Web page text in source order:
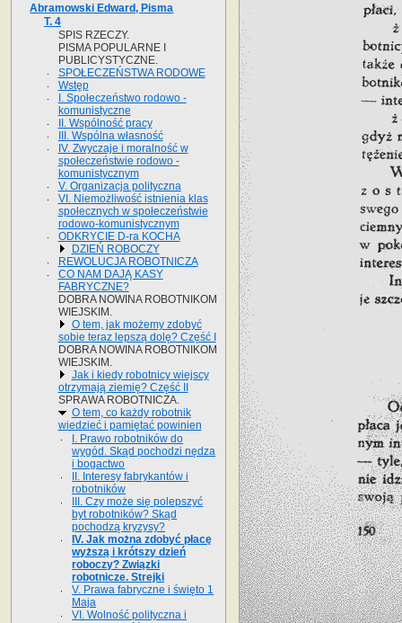
Abramowski Edward, Pisma
T. 4
SPIS RZECZY.
PISMA POPULARNE I
PUBLICYSTYCZNE.
SPOŁECZEŃSTWA RODOWE
Wstęp
I. Społeczeństwo rodowo -
komunistyczne
II. Wspólność pracy
III. Wspólna własność
IV. Zwyczaje i moralność w
społeczeństwie rodowo -
komunistycznym
V. Organizacja polityczna
VI. Niemożliwość istnienia klas
społecznych w społeczeństwie
rodowo-komunistycznym
ODKRYCIE D-ra KOCHA
DZIEŃ ROBOCZY
REWOLUCJA ROBOTNICZA
CO NAM DAJĄ KASY
FABRYCZNE?
DOBRA NOWINA ROBOTNIKOM
WIEJSKIM.
O tem, jak możemy zdobyć
sobie teraz lepszą dolę? Część I
DOBRA NOWINA ROBOTNIKOM
WIEJSKIM.
Jak i kiedy robotnicy wiejscy
otrzymają ziemię? Część II
SPRAWA ROBOTNICZA.
O tem, co każdy robotnik
wiedzieć i pamiętać powinien
I. Prawo robotników do
wygód. Skąd pochodzi nędza
i bogactwo
II. Interesy fabrykantów i
robotników
III. Czy może się polepszyć
byt robotników? Skąd
pochodzą kryzysy?
IV. Jak można zdobyć płacę
wyższą i krótszy dzień
roboczy? Związki
robotnicze. Strejki
V. Prawa fabryczne i święto 1
Maja
VI. Wolność polityczna i